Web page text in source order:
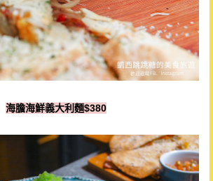
海膽海鮮義大利麵$380